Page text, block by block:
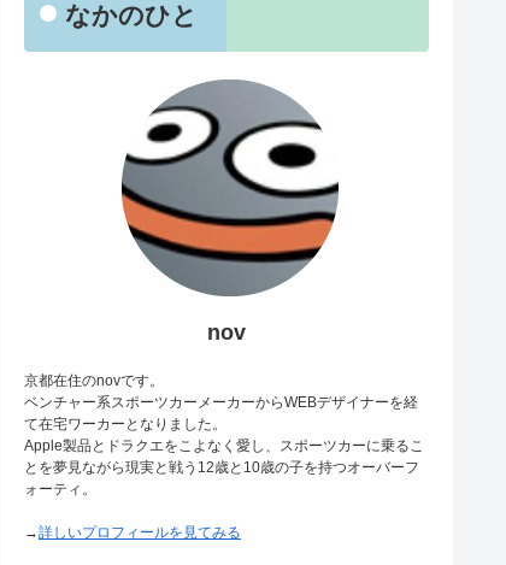
なかのひと
nov
京都在住のnovです。
ベンチャー系スポーツカーメーカーからWEBデザイナーを経
て在宅ワーカーとなりました。
Apple製品とドラクエをこよなく愛し、スポーツカーに乗るこ
とを夢見ながら現実と戦う12歳と10歳の子を持つオーバーフ
ォーティ。
→詳しいプロフィールを見てみる